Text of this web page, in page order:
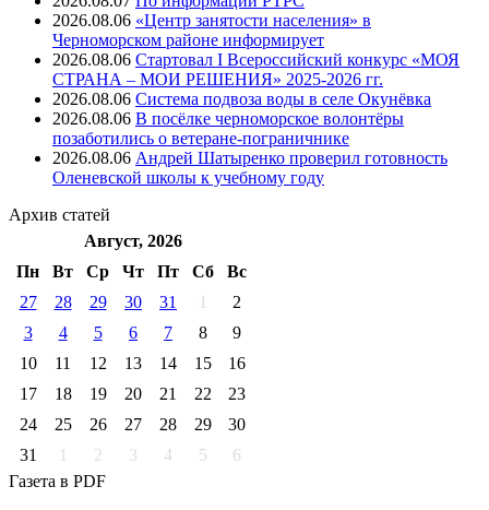
2026.08.06 «Центр занятости населения» в
Черноморском районе информирует
2026.08.06 Стартовал I Всероссийский конкурс «МОЯ
СТРАНА – МОИ РЕШЕНИЯ» 2025-2026 гг.
2026.08.06 Система подвоза воды в селе Окунёвка
2026.08.06 В посёлке черноморское волонтёры
позаботились о ветеране-пограничнике
2026.08.06 Андрей Шатыренко проверил готовность
Оленевской школы к учебному году
Архив статей
Август, 2026
Пн
Вт Ср Чт Пт Cб
Вс
27
28 29 30 31 1
2
3
4 5 6 7 8
9
10
11 12 13 14 15
16
17
18 19 20 21 22
23
24
25 26 27 28 29
30
31
1 2 3 4 5
6
Газета в PDF